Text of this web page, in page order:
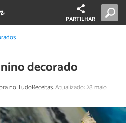
PARTILHAR
decorado
no TudoReceitas.Atualizado: 28 maio